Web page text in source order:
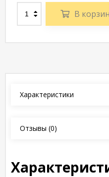
В
Характеристики
Отзывы (0)